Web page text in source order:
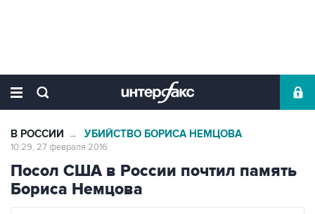
В РОССИИ → УБИЙСТВО БОРИСА НЕМЦОВА
10:29, 27 февраля 2016
Посол США в России почтил память
Бориса Немцова